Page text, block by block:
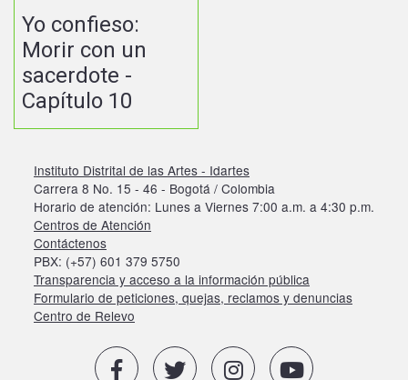
Yo confieso:
Morir con un
sacerdote -
Capítulo 10
Instituto Distrital de las Artes - Idartes
Carrera 8 No. 15 - 46 - Bogotá / Colombia
Horario de atención: Lunes a Viernes 7:00 a.m. a 4:30 p.m.
Centros de Atención
Contáctenos
PBX: (+57) 601 379 5750
Transparencia y acceso a la información pública
Formulario de peticiones, quejas, reclamos y denuncias
Centro de Relevo